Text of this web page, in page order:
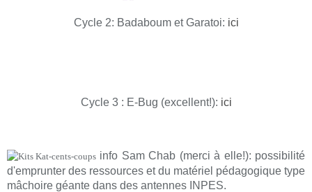
Cycle 2: Badaboum et Garatoi: ici
Cycle 3 : E-Bug (excellent!): ici
info Sam Chab (merci à elle!): possibilité
d'emprunter des ressources et du matériel pédagogique type
mâchoire géante dans des antennes INPES.